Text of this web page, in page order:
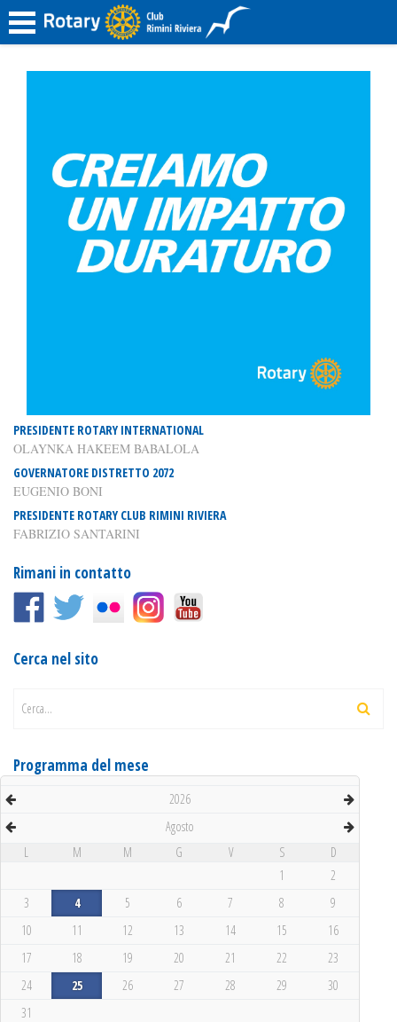
PRESIDENTE ROTARY INTERNATIONAL
OLAYNKA HAKEEM BABALOLA
GOVERNATORE DISTRETTO 2072
EUGENIO BONI
PRESIDENTE ROTARY CLUB RIMINI RIVIERA
FABRIZIO SANTARINI
Rimani in contatto
Cerca nel sito
Cerca...
Programma del mese
2026
Agosto
L
M M G V S
D
1
2
3
4 5 6 7 8
9
10
11 12 13 14 15
16
17
18 19 20 21 22
23
24
25 26 27 28 29
30
31